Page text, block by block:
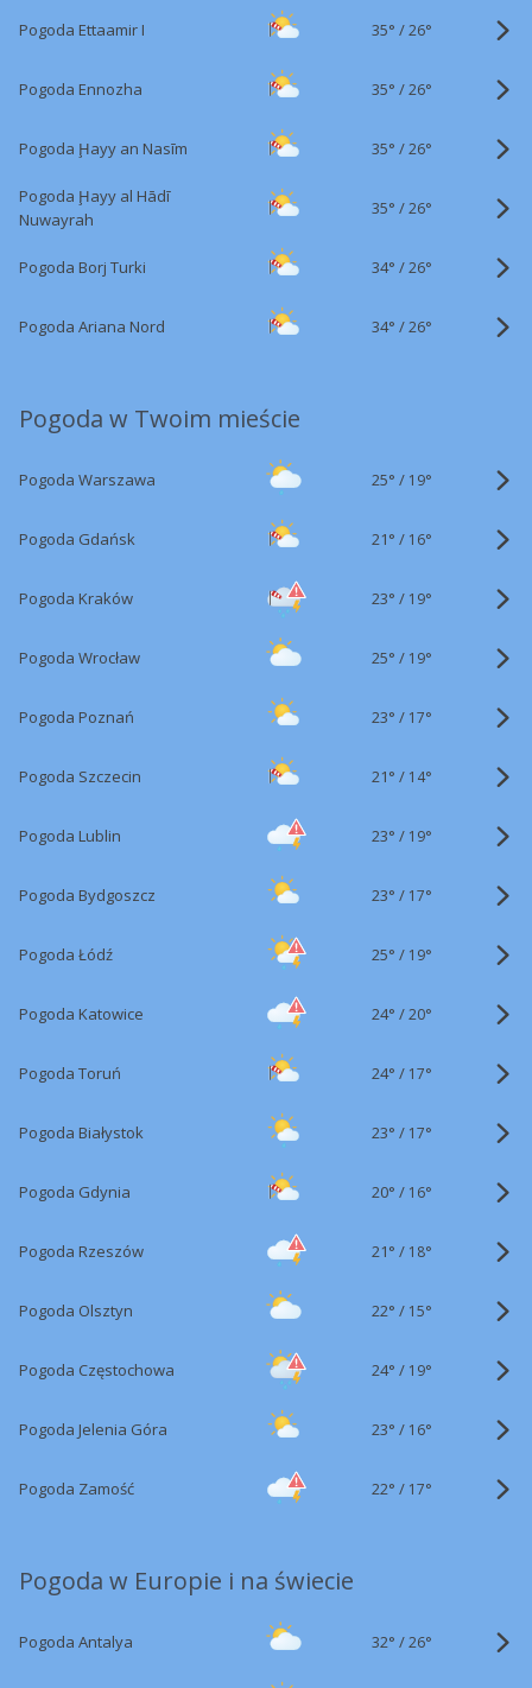
Pogoda Ettaamir I 35° /26°
Pogoda Ennozha 35° /26°
Pogoda Ḩayy an Nasīm 35° /26°
Pogoda Ḩayy al Hādī
Nuwayrah
35° /26°
Pogoda Borj Turki 34° /26°
Pogoda Ariana Nord 34° /26°
Pogoda w Twoim mieście
Pogoda Warszawa 25° / 19°
Pogoda Gdańsk 21° / 16°
Pogoda Kraków 23° / 19°
Pogoda Wrocław 25° / 19°
Pogoda Poznań 23° / 17°
Pogoda Szczecin 21° / 14°
Pogoda Lublin 23° / 19°
Pogoda Bydgoszcz 23° / 17°
Pogoda Łódź 25° / 19°
Pogoda Katowice 24° /20°
Pogoda Toruń 24° / 17°
Pogoda Białystok 23° / 17°
Pogoda Gdynia 20° / 16°
Pogoda Rzeszów 21° / 18°
Pogoda Olsztyn 22° / 15°
Pogoda Częstochowa 24° / 19°
Pogoda Jelenia Góra 23° / 16°
Pogoda Zamość 22° / 17°
Pogoda w Europie i na świecie
Pogoda Antalya 32° /26°